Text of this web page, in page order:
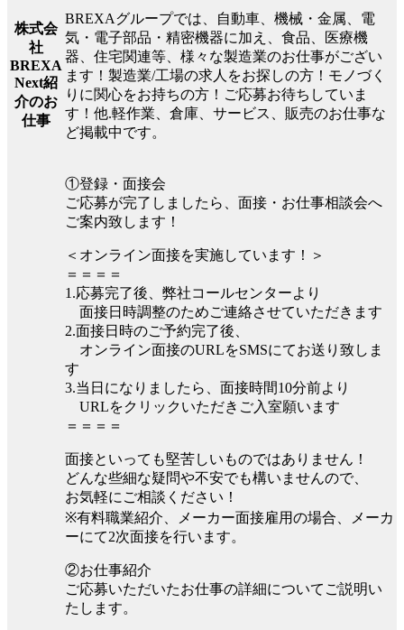
株式会
社
BREXA
Next紹
介のお
仕事
BREXAグループでは、自動車、機械・金属、電
気・電子部品・精密機器に加え、食品、医療機
器、住宅関連等、様々な製造業のお仕事がござい
ます！製造業/工場の求人をお探しの方！モノづく
りに関心をお持ちの方！ご応募お待ちしていま
す！他.軽作業、倉庫、サービス、販売のお仕事な
ど掲載中です。
①登録・面接会
ご応募が完了しましたら、面接・お仕事相談会へ
ご案内致します！
＜オンライン面接を実施しています！＞
＝＝＝＝
1.応募完了後、弊社コールセンターより
面接日時調整のためご連絡させていただきます
2.面接日時のご予約完了後、
オンライン面接のURLをSMSにてお送り致しま
す
3.当日になりましたら、面接時間10分前より
URLをクリックいただきご入室願います
＝＝＝＝
面接といっても堅苦しいものではありません！
どんな些細な疑問や不安でも構いませんので、
お気軽にご相談ください！
※有料職業紹介、メーカー面接雇用の場合、メーカ
ーにて2次面接を行います。
②お仕事紹介
ご応募いただいたお仕事の詳細についてご説明い
たします。